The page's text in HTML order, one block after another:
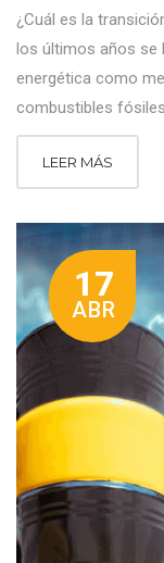
¿Cuál es la
los últimos años se
energética como
combustibles fósiles
LEER MÁS
17
ABR